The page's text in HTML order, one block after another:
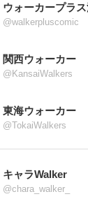
ウォーカープラ
@walkerpluscomic
関西ウォーカー
@KansaiWalkers
東海ウォーカー
@TokaiWalkers
キャラWalker
@chara_walker_